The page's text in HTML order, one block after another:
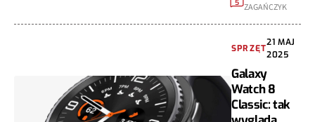
5 ZAGAŃCZYK
SPRZĘT
21 MAJ
2025
Galaxy
Watch 8
Classic: tak